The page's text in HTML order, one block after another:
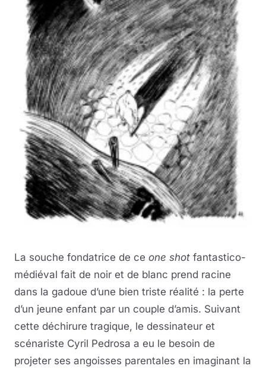
La souche fondatrice de ce one shot fantastico-
médiéval fait de noir et de blanc prend racine
dans la gadoue d’une bien triste réalité : la perte
d’un jeune enfant par un couple d’amis. Suivant
cette déchirure tragique, le dessinateur et
scénariste Cyril Pedrosa a eu le besoin de
projeter ses angoisses parentales en imaginant la